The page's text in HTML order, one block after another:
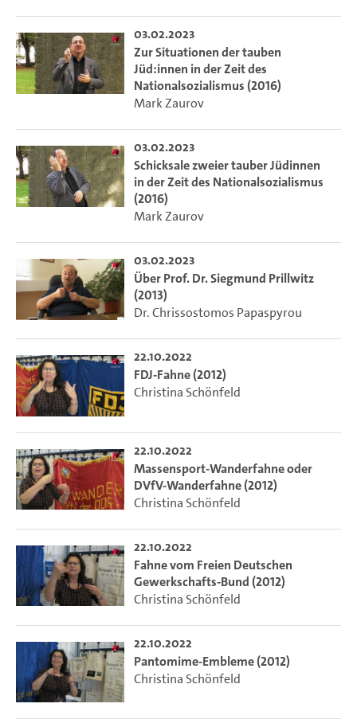
03.02.2023
Zur Situationen der tauben
Jüd:innen in der Zeit des
Nationalsozialismus (2016)
Mark Zaurov
03.02.2023
Schicksale zweier tauber Jüdinnen
in der Zeit des Nationalsozialismus
(2016)
Mark Zaurov
03.02.2023
Über Prof. Dr. Siegmund Prillwitz
(2013)
Dr. Chrissostomos Papaspyrou
22.10.2022
FDJ-Fahne (2012)
Christina Schönfeld
22.10.2022
Massensport-Wanderfahne oder
DVfV-Wanderfahne (2012)
Christina Schönfeld
22.10.2022
Fahne vom Freien Deutschen
Gewerkschafts-Bund (2012)
Christina Schönfeld
22.10.2022
Pantomime-Embleme (2012)
Christina Schönfeld